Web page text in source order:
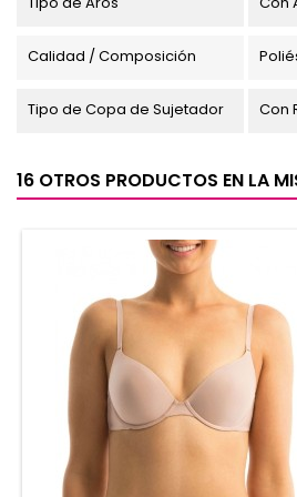
Calidad / Composición
Tipo de Copa de Sujetador Con
16 OTROS PRODUCTOS EN LA